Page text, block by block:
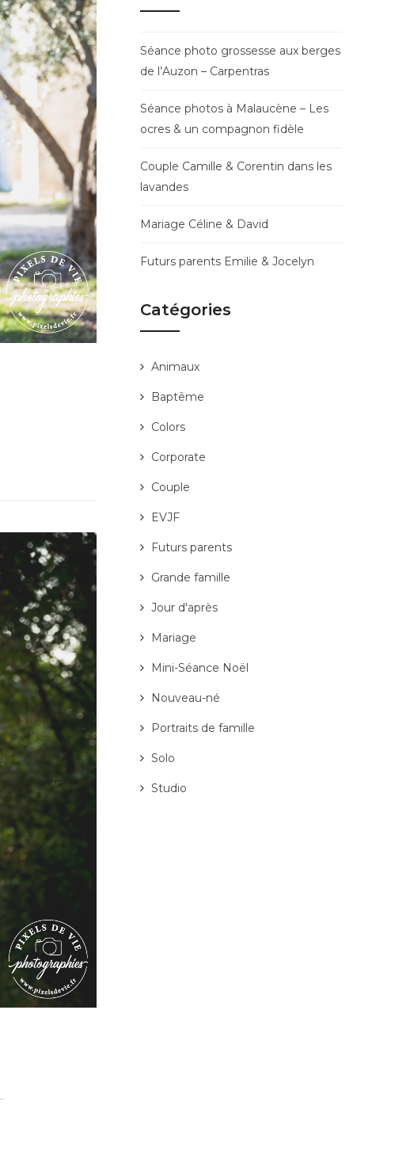
Séance photo grossesse aux berges
de l’Auzon – Carpentras
Séance photos à Malaucène – Les
ocres & un compagnon fidèle
Couple Camille & Corentin dans les
lavandes
Mariage Céline & David
Futurs parents Emilie & Jocelyn
Catégories
Animaux
Baptême
Colors
Corporate
Couple
EVJF
Futurs parents
Grande famille
Jour d'après
Mariage
Mini-Séance Noël
Nouveau-né
Portraits de famille
Solo
Studio